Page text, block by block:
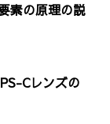
素の原理の説
Cレンズの